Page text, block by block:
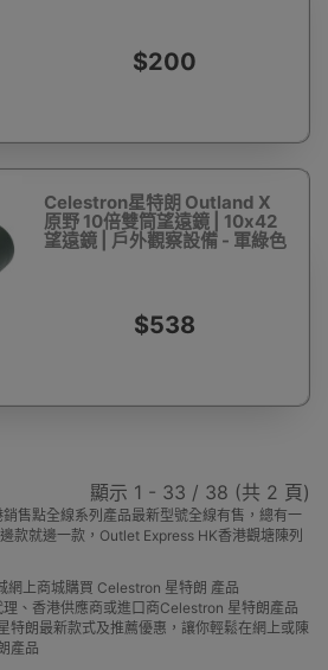
$200
Celestron星特朗 Outland X
原野 10倍雙筒望遠鏡 | 10x42
望遠鏡 | 戶外觀察設備 - 軍綠色
$538
顯示 1 - 33 / 38 (共 2 頁)
售點全線系列產品最新型號全線有售，總有一
款就邊一款，Outlet Express HK香港觀塘陳列
網上商城購買 Celestron 星特朗 產品
、香港供應商或進口商Celestron 星特朗產品
特朗最新款式及推薦優惠，讓你輕鬆在網上或陳
產品